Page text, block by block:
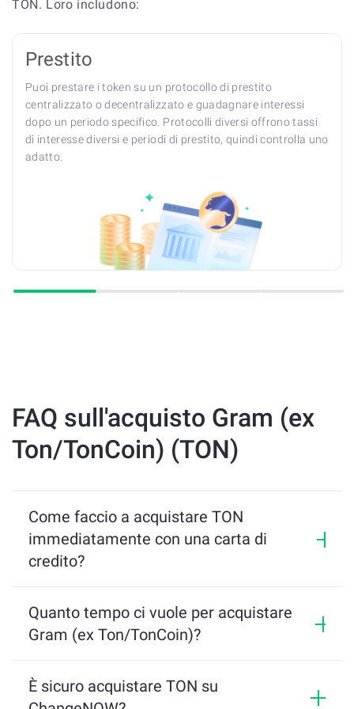
TON. Loro includono:
Prestito
Puoi prestare i token su un protocollo di prestito
centralizzato o decentralizzato e guadagnare interessi
dopo un periodo specifico. Protocolli diversi offrono tassi
di interesse diversi e periodi di prestito, quindi controlla uno
adatto.
FAQ sull'acquisto Gram (ex
Ton/TonCoin) (TON)
Come faccio a acquistare TON
immediatamente con una carta di
credito?
Dirigiti a https://changenow.io
. Scegli TON
come token che desideri acquistare e
selezionare la valuta fiat per pagarla.
Inserisci l'indirizzo del portafoglio in cui
riceverai il tuo TON.
Quanto tempo ci vuole per acquistare
Gram (ex Ton/TonCoin)?
minuti per stabilirsi. Al massimo, aspettati di
ricevere i token nel portafoglio entro 10 minuti dal
È sicuro acquistare TON su